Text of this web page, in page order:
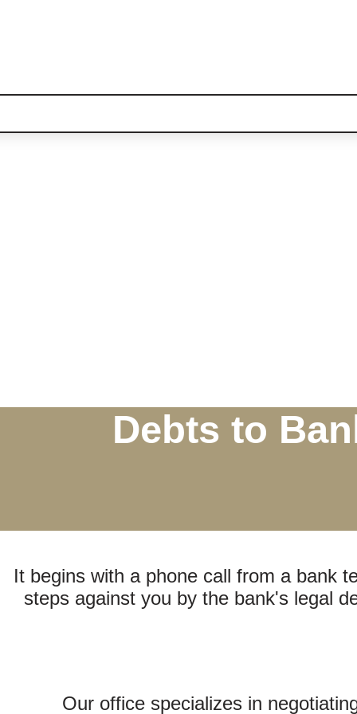
Debts to
It begins with a phone call from a bank
steps against you by the bank's legal
Our office specializes in